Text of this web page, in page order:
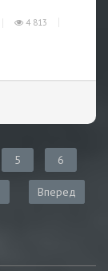
4 813
5 6
Вперед